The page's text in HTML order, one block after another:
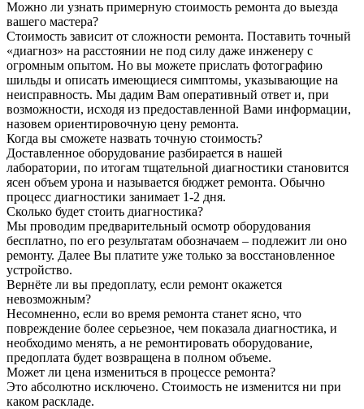
Можно ли узнать примерную стоимость ремонта до выезда
вашего мастера?
Стоимость зависит от сложности ремонта. Поставить точный
«диагноз» на расстоянии не под силу даже инженеру с
огромным опытом. Но вы можете прислать фотографию
шильды и описать имеющиеся симптомы, указывающие на
неисправность. Мы дадим Вам оперативный ответ и, при
возможности, исходя из предоставленной Вами информации,
назовем ориентировочную цену ремонта.
Когда вы сможете назвать точную стоимость?
Доставленное оборудование разбирается в нашей
лаборатории, по итогам тщательной диагностики становится
ясен объем урона и называется бюджет ремонта. Обычно
процесс диагностики занимает 1-2 дня.
Сколько будет стоить диагностика?
Мы проводим предварительный осмотр оборудования
бесплатно, по его результатам обозначаем – подлежит ли оно
ремонту. Далее Вы платите уже только за восстановленное
устройство.
Вернёте ли вы предоплату, если ремонт окажется
невозможным?
Несомненно, если во время ремонта станет ясно, что
повреждение более серьезное, чем показала диагностика, и
необходимо менять, а не ремонтировать оборудование,
предоплата будет возвращена в полном объеме.
Может ли цена измениться в процессе ремонта?
Это абсолютно исключено. Стоимость не изменится ни при
каком раскладе.